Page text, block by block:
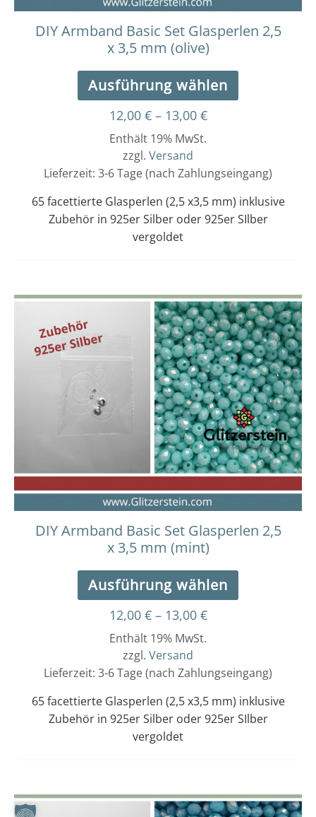
DIY Armband Basic Set Glasperlen 2,5
x 3,5 mm (olive)
Ausführung wählen
werden
12,00 € – 13,00 €
Enthält 19% MwSt.
zzgl. Versand
Lieferzeit: 3-6 Tage (nach Zahlungseingang)
65 facettierte Glasperlen (2,5 x3,5 mm) inklusive
Zubehör in 925er Silber oder 925er SIlber
vergoldet
DIY Armband Basic Set Glasperlen 2,5
x 3,5 mm (mint)
Ausführung wählen
Dieses
Produkt
weist
mehrere
Varianten
auf.
Die
Optionen
können
auf
der
werden
12,00 € – 13,00 €
Preisspanne:
12,00 €
bis
13,00 €
Enthält 19% MwSt.
zzgl. Versand
Lieferzeit: 3-6 Tage (nach Zahlungseingang)
65 facettierte Glasperlen (2,5 x3,5 mm) inklusive
Zubehör in 925er Silber oder 925er SIlber
vergoldet
Dieses
Preisspanne: